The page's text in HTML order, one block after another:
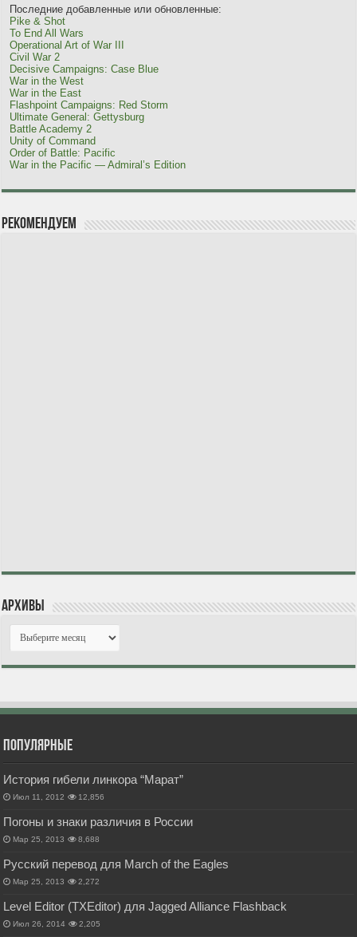
Последние добавленные или обновленные:
Pike & Shot
To End All Wars
Operational Art of War III
Civil War 2
Decisive Campaigns: Case Blue
War in the West
War in the East
Flashpoint Campaigns: Red Storm
Ultimate General: Gettysburg
Battle Academy 2
Unity of Command
Order of Battle: Pacific
War in the Pacific — Admiral’s Edition
Рекомендуем
Архивы
Популярные
История гибели линкора “Марат”
Июл 11, 2012 12,856
Погоны и знаки различия в России
Мар 25, 2013 8,688
Русский перевод для March of the Eagles
Мар 25, 2013 2,272
Level Editor (TXEditor) для Jagged Alliance Flashback
Июл 26, 2014 2,205